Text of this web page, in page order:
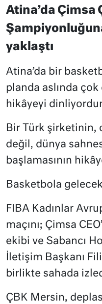
Atina’da Çimsa
yaklaştı
Atina’da bir
planda aslında
hikâyeyi
Bir Türk şirketinin,
değil, dünya
başlamasının
Basketbola
FIBA Kadınlar
maçını; Çimsa
ekibi ve Sabancı
İletişim Başkanı
birlikte sahada
ÇBK Mersin,